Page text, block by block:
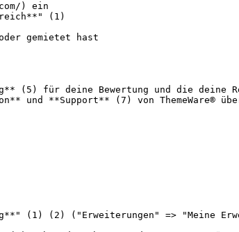
) ein
(1)
gemietet hast
(5) für deine Bewertung und die deine
und **Support** (7) von ThemeWare®
(1) (2) ("Erweiterungen" => "Meine